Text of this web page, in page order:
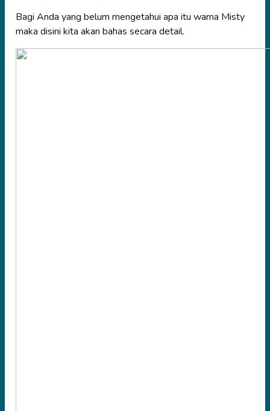
Bagi Anda yang belum mengetahui apa itu warna Misty
maka disini kita akan bahas secara detail.